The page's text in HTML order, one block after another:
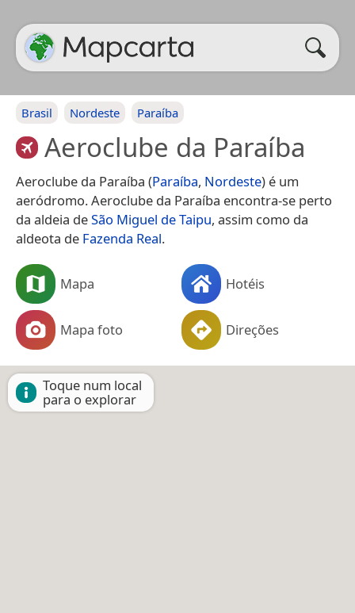
Brasil Nordeste Paraíba
Aeroclube da Paraíba
Aeroclube da Paraíba (Paraíba, Nordeste) é um
aeródromo. Aeroclube da Paraíba encontra-se perto
da aldeia deSão Miguel de Taipu, assim como da
aldeota de Fazenda Real.
Mapa Hotéis
Mapa foto Direções
Toque num local
para o explorar